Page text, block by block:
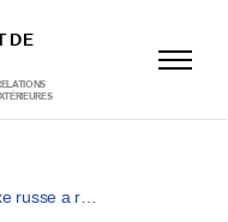
DE
russe a r…